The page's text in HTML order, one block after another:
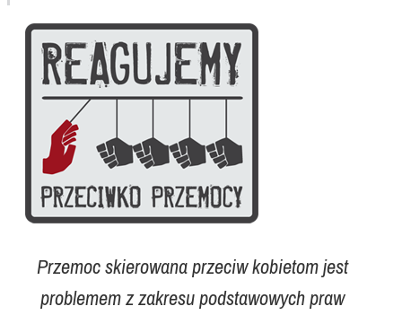
Przemoc skierowana przeciw kobietom jest
problemem z zakresu podstawowych praw